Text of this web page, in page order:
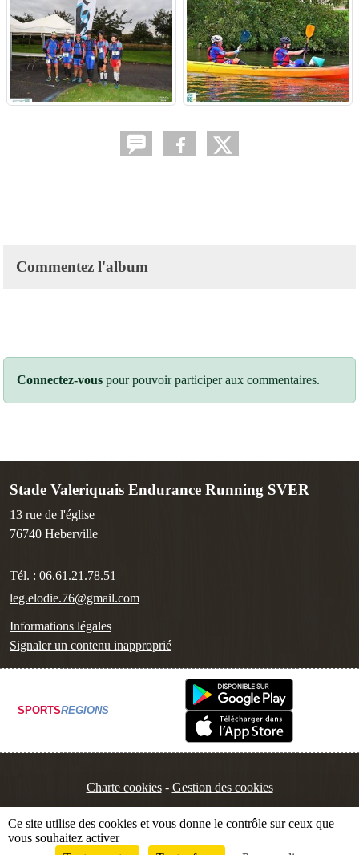
Commentez l'album
Connectez-vous pour pouvoir participer aux commentaires.
Stade Valeriquais Endurance Running SVER
13 rue de l'église
76740 Heberville
Tél. : 06.61.21.78.51
leg.elodie.76@gmail.com
Informations légales
Signaler un contenu inapproprié
SPORTSREGIONS
Charte cookies Gestion des cookies
Ce site utilise des cookies et vous donne le contrôle sur ceux que
vous souhaitez activer